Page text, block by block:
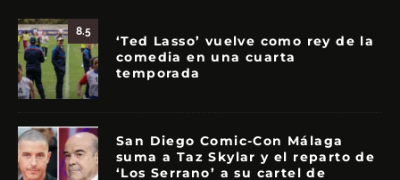
8.5
‘Ted Lasso’ vuelve como rey de la
comedia en una cuarta
temporada
San Diego Comic-Con Málaga
suma a Taz Skylar y el reparto de
‘Los Serrano’ a su cartel de